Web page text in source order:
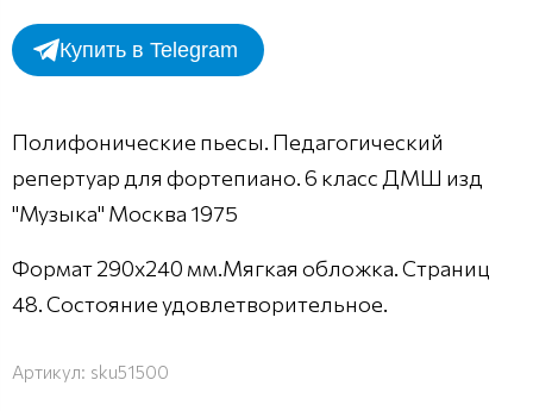
Купить в Telegram
Полифонические пьесы. Педагогический
репертуар для фортепиано. 6 класс ДМШ изд
"Музыка" Москва 1975
Формат 290х240 мм.Мягкая обложка. Страниц
48. Состояние удовлетворительное.
Артикул: sku51500